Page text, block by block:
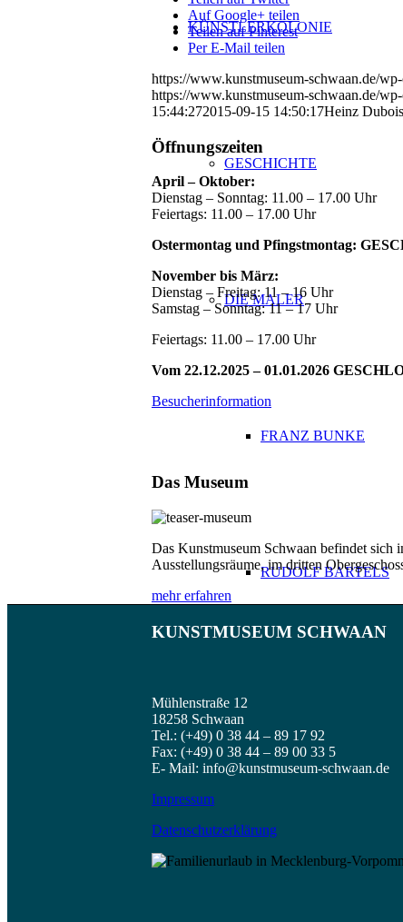
KÜNSTLERKOLONIE
GESCHICHTE
DIE MALER
FRANZ BUNKE
RUDOLF BARTELS
Auf Google+ teilen
Teilen auf Pinterest
Per E-Mail teilen
https://www.kunstmuseum-schwaan.de/
https://www.kunstmuseum-schwaan.de/
15:44:272015-09-15 14:50:17Heinz
Öffnungszeiten
April – Oktober:
Dienstag – Sonntag: 11.00 – 17.00 Uhr
Feiertags: 11.00 – 17.00 Uhr
Ostermontag und Pfingstmontag:
November bis März:
Dienstag – Freitag: 11 – 16 Uhr
Samstag – Sonntag: 11 – 17 Uhr
Feiertags: 11.00 – 17.00 Uhr
Vom 22.12.2025 – 01.01.2026
Besucherinformation
Das Museum
Das Kunstmuseum Schwaan befindet sich
Ausstellungsräume, im dritten
mehr erfahren
KUNSTMUSEUM SCHWAAN
Mühlenstraße 12
18258 Schwaan
Tel.: (+49) 0 38 44 – 89 17 92
Fax: (+49) 0 38 44 – 89 00 33 5
E- Mail: info@kunstmuseum-schwaan.de
Impressum
Datenschutzerklärung